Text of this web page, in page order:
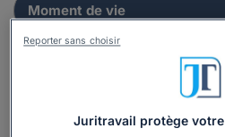
Juritravail protège
Reporter sans choisir